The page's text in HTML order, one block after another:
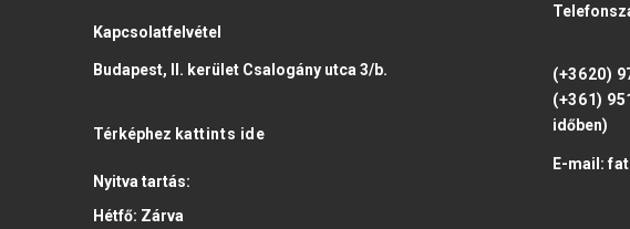
Kapcsolatfelvétel
Budapest, II. kerület Csalogány utca 3/b.
Térképhez kattints ide
Nyitva tartás:
Hétfő: Zárva
(+3620)
(+361)
időben)
E-mail: